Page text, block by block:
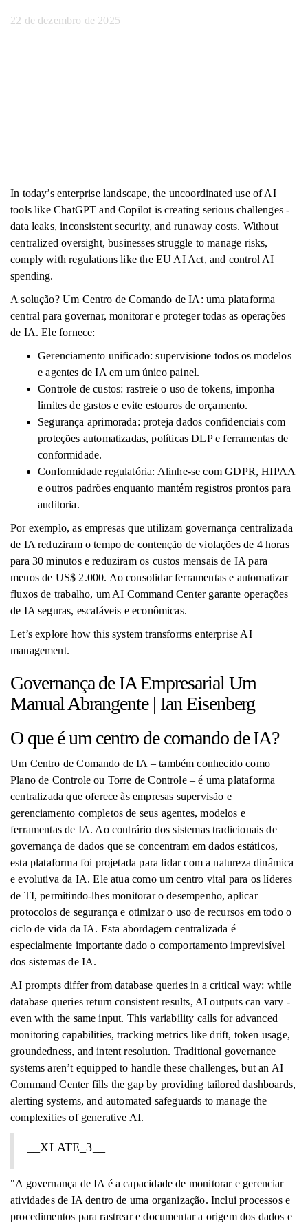
22 de dezembro de 2025
In today’s enterprise landscape, the uncoordinated use of AI
tools like ChatGPT and Copilot is creating serious challenges -
data leaks, inconsistent security, and runaway costs. Without
centralized oversight, businesses struggle to manage risks,
comply with regulations like the EU AI Act, and control AI
spending.
A solução? Um Centro de Comando de IA: uma plataforma
central para governar, monitorar e proteger todas as operações
de IA. Ele fornece:
Gerenciamento unificado: supervisione todos os modelos
e agentes de IA em um único painel.
Controle de custos: rastreie o uso de tokens, imponha
limites de gastos e evite estouros de orçamento.
Segurança aprimorada: proteja dados confidenciais com
proteções automatizadas, políticas DLP e ferramentas de
conformidade.
Conformidade regulatória: Alinhe-se com GDPR, HIPAA
e outros padrões enquanto mantém registros prontos para
auditoria.
Por exemplo, as empresas que utilizam governança centralizada
de IA reduziram o tempo de contenção de violações de 4 horas
para 30 minutos e reduziram os custos mensais de IA para
menos de US$ 2.000. Ao consolidar ferramentas e automatizar
fluxos de trabalho, um AI Command Center garante operações
de IA seguras, escaláveis ​​e econômicas.
Let’s explore how this system transforms enterprise AI
management.
Governança de IA Empresarial Um
Manual Abrangente | Ian Eisenberg
O que é um centro de comando de IA?
Um Centro de Comando de IA – também conhecido como
Plano de Controle ou Torre de Controle – é uma plataforma
centralizada que oferece às empresas supervisão e
gerenciamento completos de seus agentes, modelos e
ferramentas de IA. Ao contrário dos sistemas tradicionais de
governança de dados que se concentram em dados estáticos,
esta plataforma foi projetada para lidar com a natureza dinâmica
e evolutiva da IA. Ele atua como um centro vital para os líderes
de TI, permitindo-lhes monitorar o desempenho, aplicar
protocolos de segurança e otimizar o uso de recursos em todo o
ciclo de vida da IA. Esta abordagem centralizada é
especialmente importante dado o comportamento imprevisível
dos sistemas de IA.
AI prompts differ from database queries in a critical way: while
database queries return consistent results, AI outputs can vary -
even with the same input. This variability calls for advanced
monitoring capabilities, tracking metrics like drift, token usage,
groundedness, and intent resolution. Traditional governance
systems aren’t equipped to handle these challenges, but an AI
Command Center fills the gap by providing tailored dashboards,
alerting systems, and automated safeguards to manage the
complexities of generative AI.
__XLATE_3__
"A governança de IA é a capacidade de monitorar e gerenciar
atividades de IA dentro de uma organização. Inclui processos e
procedimentos para rastrear e documentar a origem dos dados e